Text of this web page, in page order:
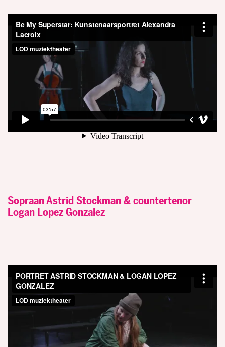
Sopraan Astrid Stockman & countertenor
Logan Lopez Gonzalez